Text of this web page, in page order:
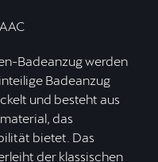
Badeanzug werden
Badeanzug
und besteht aus
das
bietet. Das
der klassischen